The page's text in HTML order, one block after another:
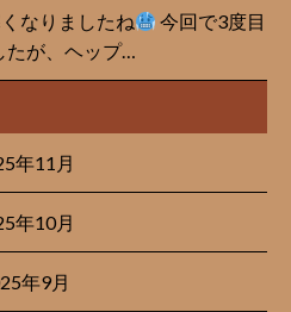
なりましたね
今回で3度目
たが、ヘップ…
年11月
年10月
年9月